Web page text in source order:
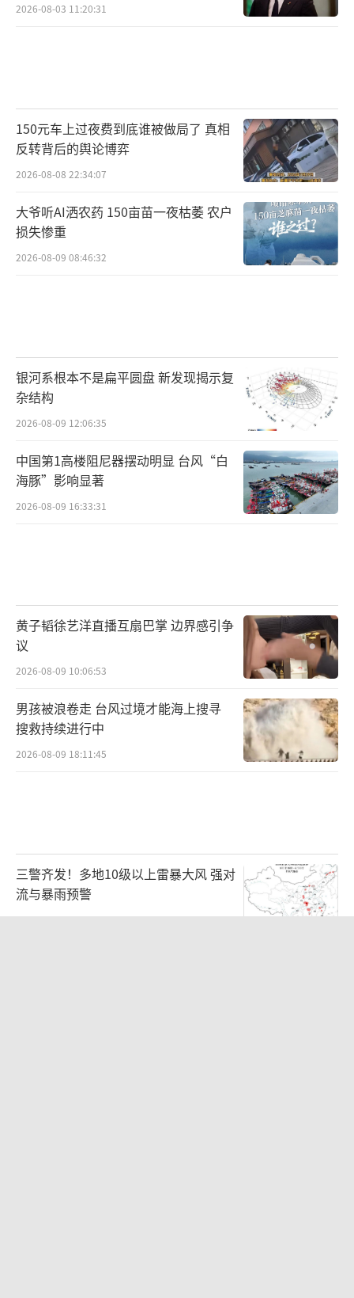
2026-08-03 11:20:31
150元车上过夜费到底谁被做局了 真相
反转背后的舆论博弈
2026-08-08 22:34:07
大爷听AI洒农药 150亩苗一夜枯萎 农户
损失惨重
2026-08-09 08:46:32
银河系根本不是扁平圆盘 新发现揭示复
杂结构
2026-08-09 12:06:35
中国第1高楼阻尼器摆动明显 台风“白
海豚”影响显著
2026-08-09 16:33:31
黄子韬徐艺洋直播互扇巴掌 边界感引争
议
2026-08-09 10:06:53
男孩被浪卷走 台风过境才能海上搜寻
搜救持续进行中
2026-08-09 18:11:45
三警齐发！多地10级以上雷暴大风 强对
流与暴雨预警
2026-08-09 07:11:29